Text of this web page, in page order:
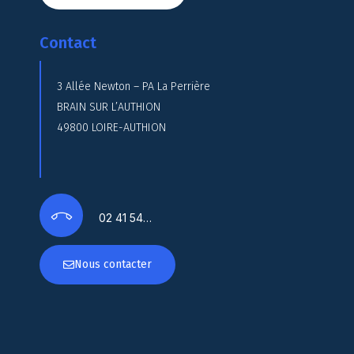
Contact
3 Allée Newton – PA La Perrière
BRAIN SUR L’AUTHION
49800 LOIRE-AUTHION
02 41 54…
Nous contacter